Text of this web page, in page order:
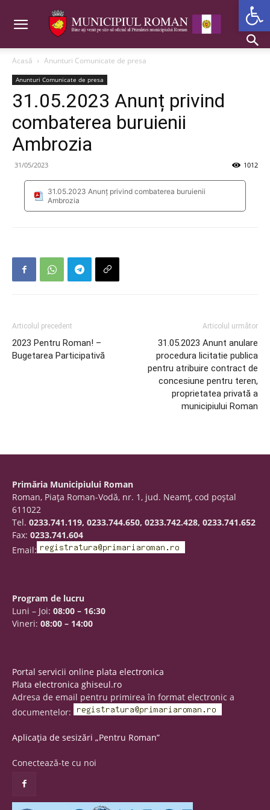
Acasă Anunturi Comunicate de presa
Anunturi Comunicate de presa
31.05.2023 Anunț privind
combaterea buruienii
Ambrozia
31/05/2023 1012
31.05.2023 Anunț privind combaterea buruienii
Ambrozia
Articolul precedent
2023 Pentru Roman! –
Bugetarea Participativă
Articolul următor
31.05.2023 Anunt anulare
procedura licitatie publica
pentru atribuire contract de
concesiune pentru teren,
proprietatea privată a
municipiului Roman
Primăria Municipiului Roman
Roman, Piaţa Roman-Vodă, nr. 1, jud. Neamţ, cod poştal
611022
Tel. 0233.741.119, 0233.744.650, 0233.742.428, 0233.741.652
Fax: 0233.741.604
Email:
Program de lucru
Luni – Joi: 08:00 – 16:30
Vineri: 08:00 – 14:00
Portal servicii online plata electronica
Plata electronica ghiseul.ro
Adresa de email pentru primirea în format electronic a
documentelor:
Aplicația de sesizări „Pentru Roman”
Conectează-te cu noi